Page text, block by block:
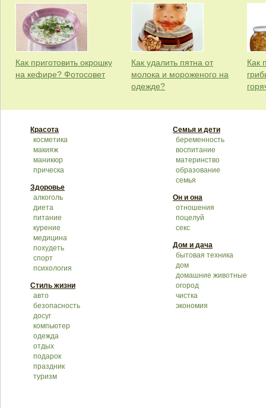
Как приготовить окрошку
на кефире? Фотосовет
Как удалить пятна от
молока и мороженого на
одежде?
Как
Красота
косметика
макияж
маникюр
прическа
Здоровье
алкоголь
диета
питание
курение
медицина
похудеть
спорт
психология
Стиль жизни
авто
безопасность
досуг
компьютер
одежда
отдых
подарок
праздник
туризм
Семья и дети
беременность
воспитание
материнство
образование
семья
Он и она
отношения
поцелуй
секс
Дом и дача
бытовая техника
дом
домашние животные
огород
чистка
экономия